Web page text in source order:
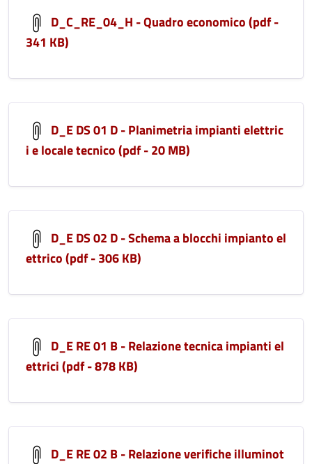
D_C_RE_04_H - Quadro economico (pdf -
341 KB)
D_E DS 01 D - Planimetria impianti elettric
i e locale tecnico (pdf - 20 MB)
D_E DS 02 D - Schema a blocchi impianto el
ettrico (pdf - 306 KB)
D_E RE 01 B - Relazione tecnica impianti el
ettrici (pdf - 878 KB)
D_E RE 02 B - Relazione verifiche illuminot